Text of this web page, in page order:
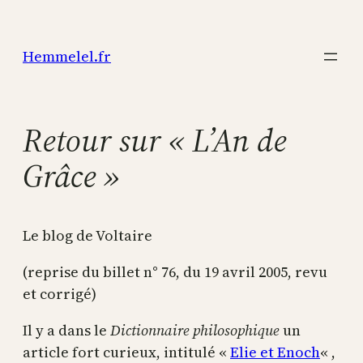
contenu
Hemmelel.fr
Retour sur « L’An de
Grâce »
Le blog de Voltaire
(reprise du billet n° 76, du 19 avril 2005, revu
et corrigé)
Il y a dans le Dictionnaire philosophiqueun
article fort curieux, intitulé « Elie et Enoch« ,